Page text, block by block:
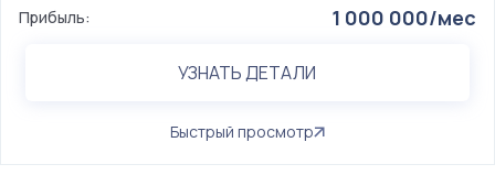
Прибыль: 1 000 000/мес
УЗНАТЬ ДЕТАЛИ
Быстрый просмотр